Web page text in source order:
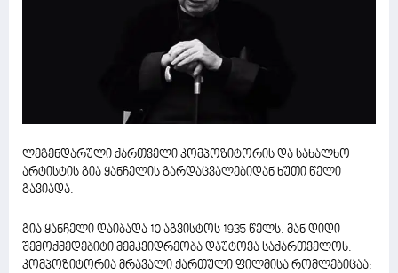
ლეგენდარული ქართველი კომპოზიტორის და სახალხო
არტისტის გია ყანჩელის გარდაცვალებიდან ხუთი წელი
გავიადა.
გია ყანჩელი დაიბადა 10 აგვისტოს 1935 წელს. მან დიდი
შემოქმედებიტი მემკვიდრეობა დაუტოვა საქართველოს.
კომპოზიტორია მრავალი ქართული ფილმისა რომლებიცაა: